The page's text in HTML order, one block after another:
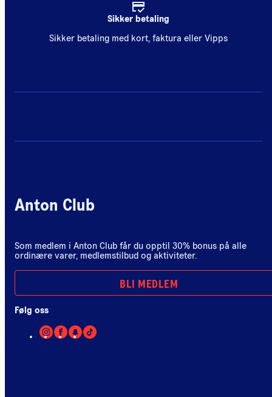
Sikker betaling
Sikker betaling med kort, faktura eller Vipps
Anton Club
Som medlem i Anton Club får du opptil 30% bonus på alle
ordinære varer, medlemstilbud og aktiviteter.
BLI MEDLEM
Følg oss